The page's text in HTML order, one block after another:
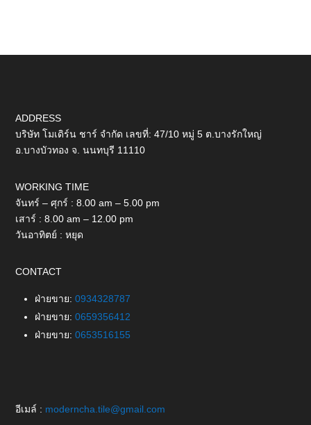
ADDRESS
บริษัท โมเดิร์น ชาร์ จำกัด เลขที่: 47/10 หมู่ 5 ต.บางรักใหญ่
อ.บางบัวทอง จ. นนทบุรี 11110
WORKING TIME
จันทร์ – ศุกร์ : 8.00 am – 5.00 pm
เสาร์ : 8.00 am – 12.00 pm
วันอาทิตย์ : หยุด
CONTACT
ฝ่ายขาย:0934328787
ฝ่ายขาย:0659356412
ฝ่ายขาย:0653516155
อีเมล์ : moderncha.tile@gmail.com